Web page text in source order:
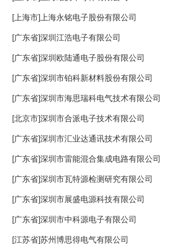
[上海市]上海永铭电子股份有限公司
[广东省]深圳江浩电子有限公司
[广东省]深圳欧陆通电子股份有限公司
[广东省]深圳市铂科新材料股份有限公司
[广东省]深圳市海思瑞科电气技术有限公司
[北京市]深圳市合派电子技术有限公司
[广东省]深圳市汇业达通讯技术有限公司
[广东省]深圳市雷能混合集成电路有限公司
[广东省]深圳市瓦特源检测研究有限公司
[广东省]深圳市展盛电源科技有限公司
[广东省]深圳市中科源电子有限公司
[江苏省]苏州博思得电气有限公司